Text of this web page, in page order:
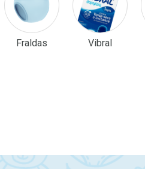
Fraldas Vibral